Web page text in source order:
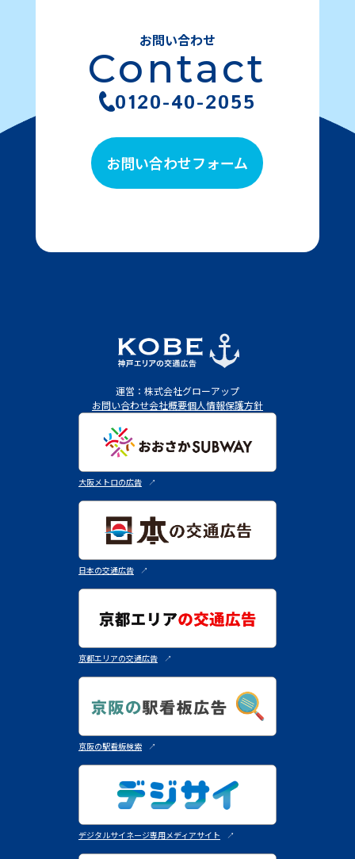
お問い合わせ
Contact
0120-40-2055
お問い合わせフォーム
運営：株式会社グローアップ
お問い合わせ会社概要個人情報保護方針
大阪メトロの広告 ↗︎
日本の交通広告 ↗︎
京都エリアの交通広告 ↗︎
京阪の駅看板検索 ↗︎
デジタルサイネージ専用メディアサイト ↗︎